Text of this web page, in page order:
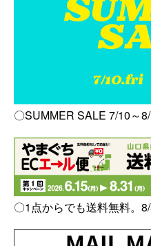
〇SUMMER SALE 7/10～
〇1点からでも送料無料。